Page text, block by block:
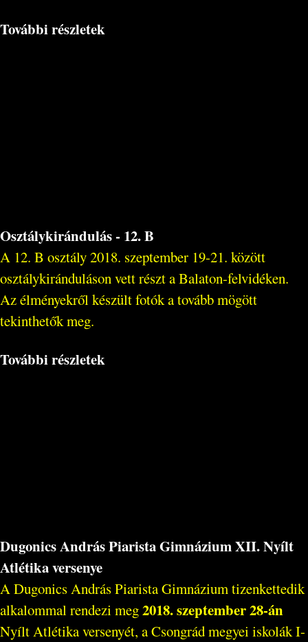
További részletek
Osztálykirándulás - 12. B
A 12. B osztály 2018. szeptember 19-21. között
osztálykiránduláson vett részt a Balaton-felvidéken.
Az élményekről készült fotók a tovább mögött
tekinthetők meg.
További részletek
Dugonics András Piarista Gimnázium XII. Nyílt
Atlétika versenye
A Dugonics András Piarista Gimnázium tizenkettedik
alkalommal rendezi meg2018. szeptember 28-án
Nyílt Atlétika versenyét, a Csongrád megyei iskolák I-